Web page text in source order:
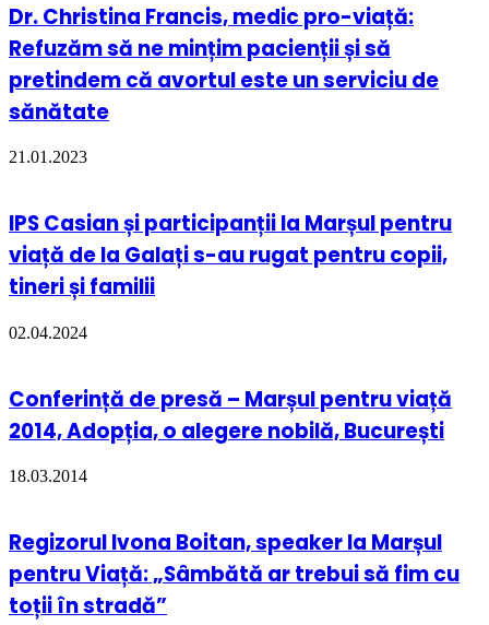
Dr. Christina Francis, medic pro-viață:
Refuzăm să ne mințim pacienții și să
pretindem că avortul este un serviciu de
sănătate
21.01.2023
IPS Casian și participanții la Marșul pentru
viață de la Galați s-au rugat pentru copii,
tineri și familii
02.04.2024
Conferință de presă – Marșul pentru viață
2014, Adopția, o alegere nobilă, București
18.03.2014
Regizorul Ivona Boitan, speaker la Marșul
pentru Viață: „Sâmbătă ar trebui să fim cu
toții în stradă”